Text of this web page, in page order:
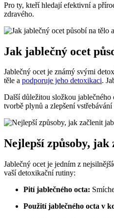
Pro ty, kteří hledají efektivní a
zdravého.
Jak jablečný ocet
Jablečný ocet je známý svými
těle a podporuje jeho detoxikaci.
Další důležitou složkou jablečného
tvorbě plynů a zlepšení
Nejlepší způsoby,
Jablečný ocet je jedním z
vaší detoxikační rutiny:
Pití jablečného octa:
Použití jablečného octa v